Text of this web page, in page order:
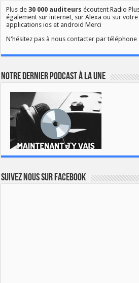
Plus de30 000 auditeurs écoutent Radio
également sur internet, sur Alexa ou sur
applications ios et android Merci
N'hésitez pas à nous contacter par téléphone
Notre dernier podcast à la une
Suivez nous sur Facebook